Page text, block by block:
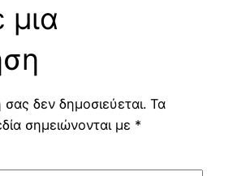
δεν δημοσιεύεται. Τα
σημειώνονται με *